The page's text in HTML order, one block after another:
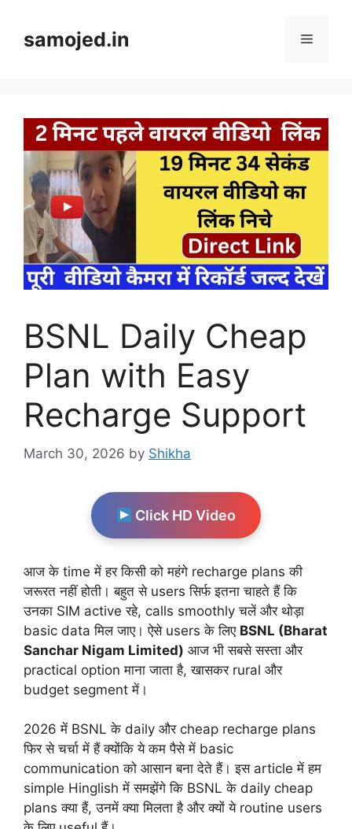
contentsamojed.in Menu
BSNL Daily Cheap
Plan with Easy
Recharge Support
March 30, 2026 by Shikha
Click HD Video
आज के time में हर किसी को महंगे recharge plans की
जरूरत नहीं होती। बहुत से users सिर्फ इतना चाहते हैं कि
उनका SIM active रहे, calls smoothly चलें और थोड़ा
basic data मिल जाए। ऐसे users के लिए BSNL (Bharat
Sanchar Nigam Limited) आज भी सबसे सस्ता और
practical option माना जाता है, खासकर rural और
budget segment में।
2026 में BSNL के daily और cheap recharge plans
फिर से चर्चा में हैं क्योंकि ये कम पैसे में basic
communication को आसान बना देते हैं। इस article में हम
simple Hinglish में समझेंगे कि BSNL के daily cheap
plans क्या हैं, उनमें क्या मिलता है और क्यों ये routine users